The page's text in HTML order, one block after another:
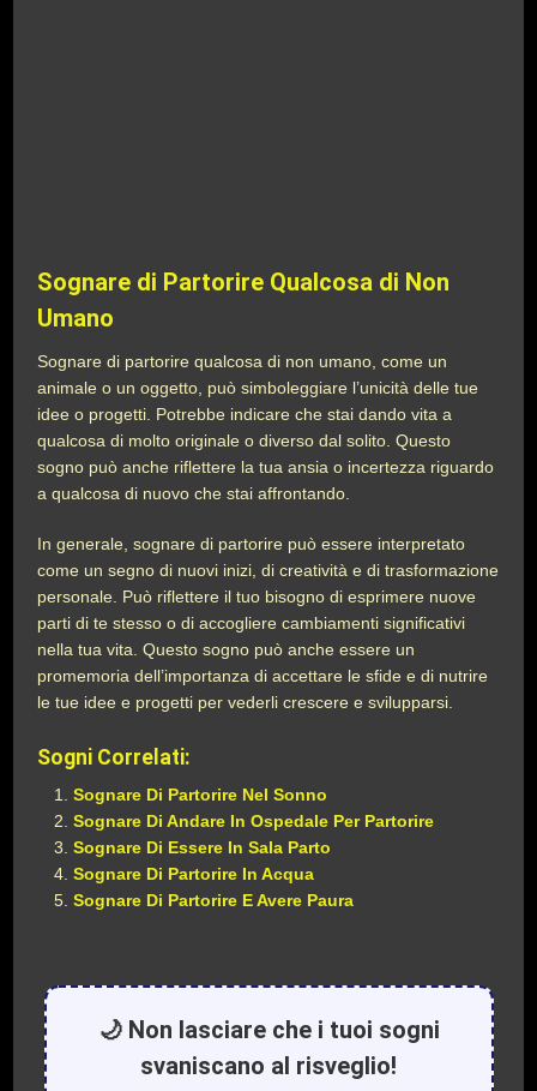
Sognare di Partorire Qualcosa di Non
Umano
Sognare di partorire qualcosa di non umano, come un
animale o un oggetto, può simboleggiare l’unicità delle tue
idee o progetti. Potrebbe indicare che stai dando vita a
qualcosa di molto originale o diverso dal solito. Questo
sogno può anche riflettere la tua ansia o incertezza riguardo
a qualcosa di nuovo che stai affrontando.
In generale, sognare di partorire può essere interpretato
come un segno di nuovi inizi, di creatività e di trasformazione
personale. Può riflettere il tuo bisogno di esprimere nuove
parti di te stesso o di accogliere cambiamenti significativi
nella tua vita. Questo sogno può anche essere un
promemoria dell’importanza di accettare le sfide e di nutrire
le tue idee e progetti per vederli crescere e svilupparsi.
Sogni Correlati:
Sognare Di Partorire Nel Sonno
Sognare Di Andare In Ospedale Per Partorire
Sognare Di Essere In Sala Parto
Sognare Di Partorire In Acqua
Sognare Di Partorire E Avere Paura
🌙 Non lasciare che i tuoi sogni
svaniscano al risveglio!